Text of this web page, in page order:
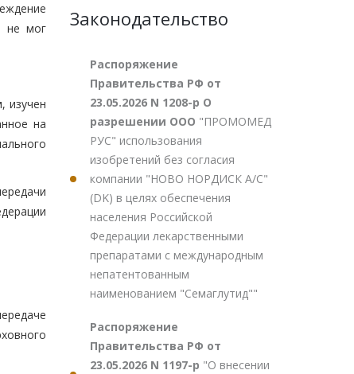
не мог
изучен
на
Законодательство
Распоряжение
Правительства РФ от
23.05.2026 N 1208-р О
разрешении ООО "ПРОМОМЕД
РУС" использования
изобретений без согласия
компании "НОВО НОРДИСК А/С"
(DK) в целях обеспечения
населения Российской
Федерации лекарственными
препаратами с международным
непатентованным
наименованием "Семаглутид""
Распоряжение
Правительства РФ от
23.05.2026 N 1197-р "О внесении